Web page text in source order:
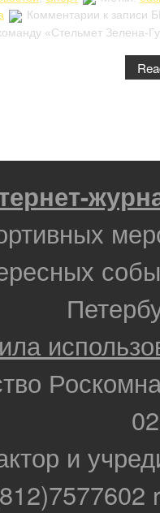
Комментарии к записи
«Стельмет Зелена-
и